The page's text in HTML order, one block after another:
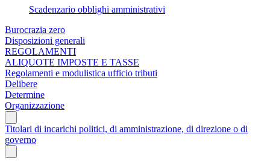
Scadenzario obblighi amministrativi
Burocrazia zero
Disposizioni generali
REGOLAMENTI
ALIQUOTE IMPOSTE E TASSE
Regolamenti e modulistica ufficio tributi
Delibere
Determine
Organizzazione
Titolari di incarichi politici, di amministrazione, di direzione o di
governo